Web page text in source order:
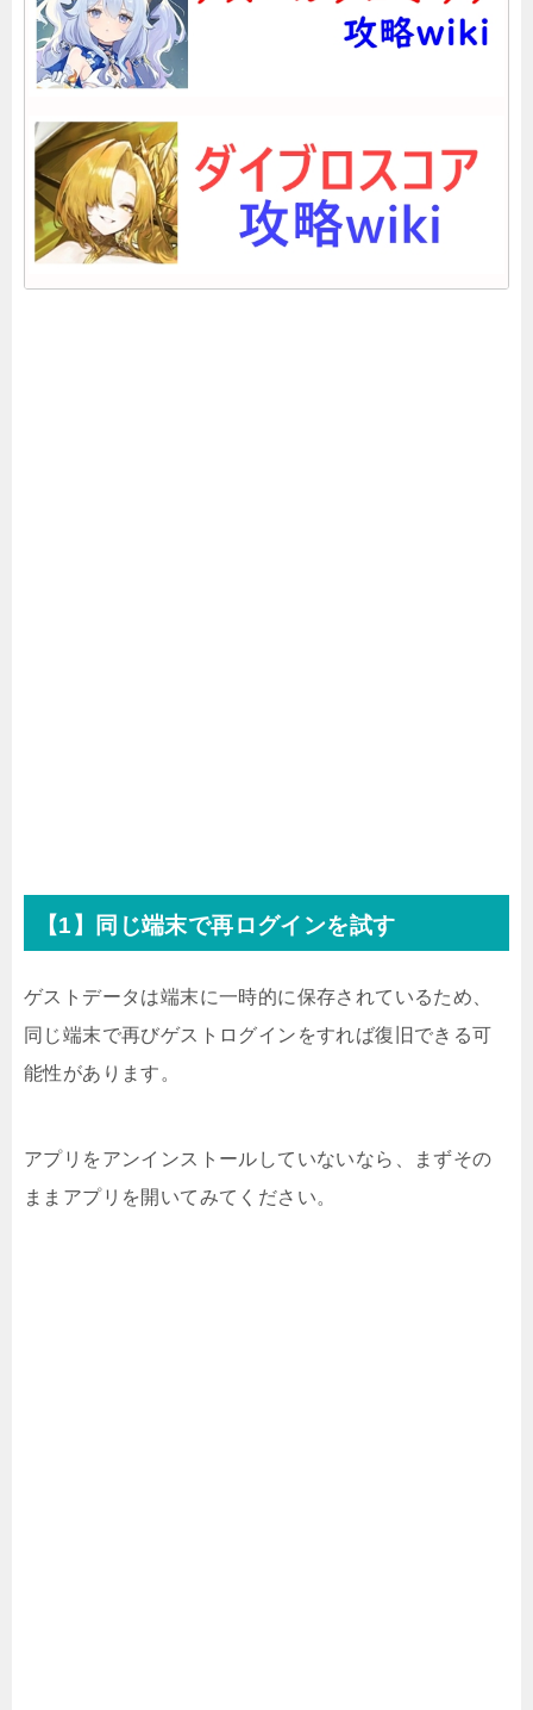
【1】同じ端末で再ログインを試す
ゲストデータは端末に一時的に保存されているため、
同じ端末で再びゲストログインをすれば復旧できる可
能性があります。
アプリをアンインストールしていないなら、まずその
ままアプリを開いてみてください。